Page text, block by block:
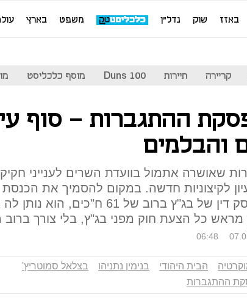
באזז שוק נדל"ן משפט בארץ
קריירה תיירות Duns 100 מוסף כלכליסט
ההתגברות - סוף
והבלמים
שאושרה אתמול בוועדת השרים לענייני
לקיצוניות חדשה. במקום להסמיך את הכנסת
להתגבר על פסק דין של בג"ץ ברוב של 61 ח"כים, הוא
כל הצעת חוק מפני בג"ץ, בלי צורך ברוב
06:48
הבית היהודי בנימין נתניהו
בצלאל סמוטריץ'
ההתגברות